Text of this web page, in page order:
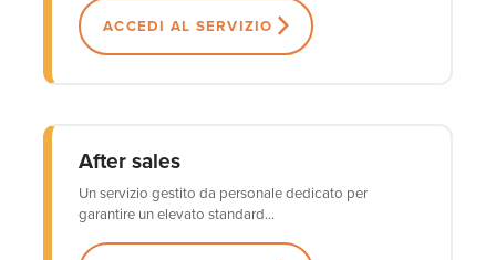
ACCEDI AL SERVIZIO
After sales
Un servizio gestito da personale dedicato per
garantire un elevato standard...